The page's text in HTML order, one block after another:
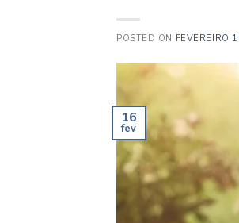
POSTED ON FEVEREIRO
16
fev